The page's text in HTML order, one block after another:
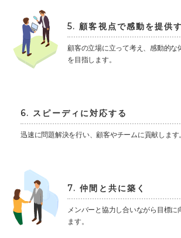
5. 顧客視点で感動を提供
顧客の立場に立って考え、感動的な
を目指します。
6. スピーディに対応する
迅速に問題解決を行い、顧客やチームに貢献します。
7. 仲間と共に築く
メンバーと協力し合いながら目標に
ます。